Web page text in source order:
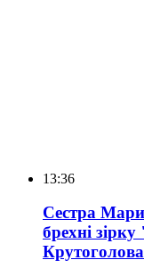
13:36
Сестра
брехні
Крутоголова